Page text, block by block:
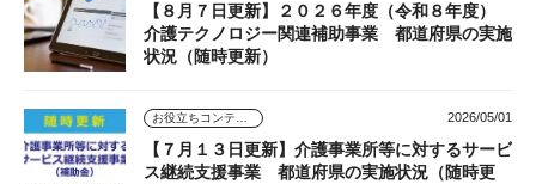
【８月７日更新】２０２６年度（令和８年度）
介護テクノロジー関連補助事業 都道府県の実施
状況（随時更新）
お役立ちコンテンツ 2026/05/01
【７月１３日更新】介護事業所等に対するサービ
ス継続支援事業 都道府県の実施状況（随時更